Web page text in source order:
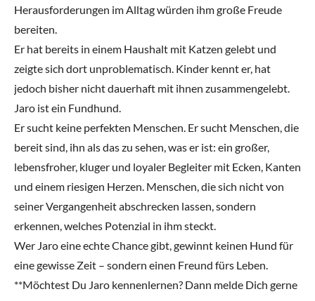
Herausforderungen im Alltag würden ihm große Freude
bereiten.
Er hat bereits in einem Haushalt mit Katzen gelebt und
zeigte sich dort unproblematisch. Kinder kennt er, hat
jedoch bisher nicht dauerhaft mit ihnen zusammengelebt.
Jaro ist ein Fundhund.
Er sucht keine perfekten Menschen. Er sucht Menschen, die
bereit sind, ihn als das zu sehen, was er ist: ein großer,
lebensfroher, kluger und loyaler Begleiter mit Ecken, Kanten
und einem riesigen Herzen. Menschen, die sich nicht von
seiner Vergangenheit abschrecken lassen, sondern
erkennen, welches Potenzial in ihm steckt.
Wer Jaro eine echte Chance gibt, gewinnt keinen Hund für
eine gewisse Zeit – sondern einen Freund fürs Leben.
**Möchtest Du Jaro kennenlernen? Dann melde Dich gerne